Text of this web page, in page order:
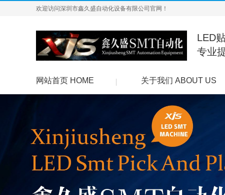
欢迎访问深圳市鑫久盛自动化设备有限公司官网！
LED
专业
网站首页 HOME 关于我们 ABOUT US